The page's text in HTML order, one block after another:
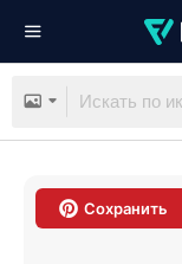
Сохранить